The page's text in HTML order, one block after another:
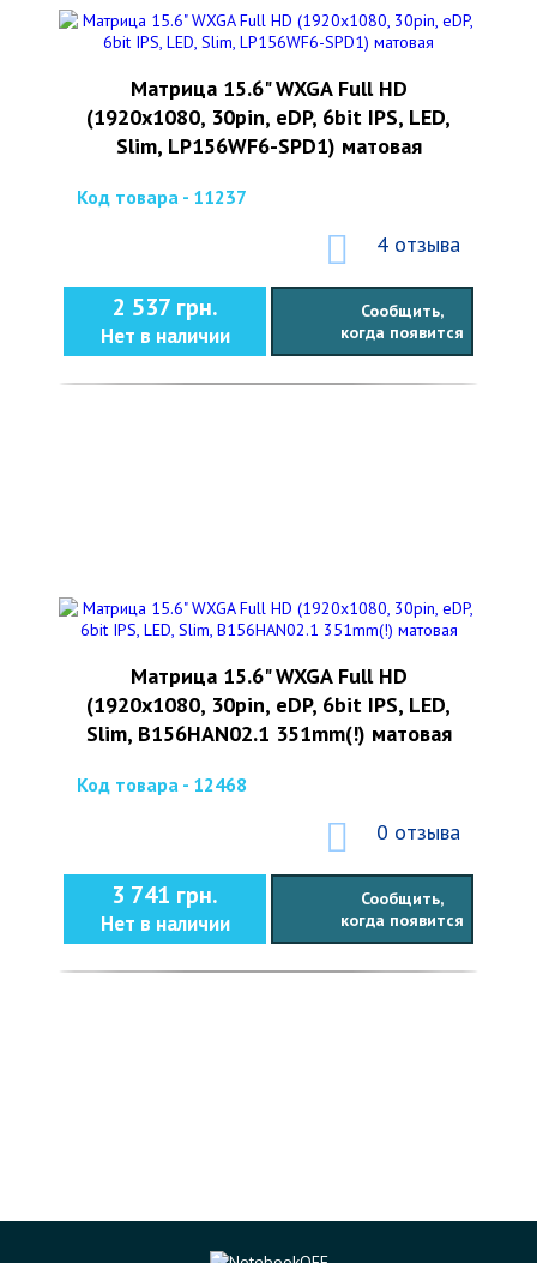
Матрица 15.6" WXGA Full HD
(1920x1080, 30pin, eDP, 6bit IPS, LED,
Slim, LP156WF6-SPD1) матовая
Код товара - 11237
4 отзыва
2 537 грн.
Нет в наличии
Сообщить,
когда появится
Матрица 15.6" WXGA Full HD
(1920x1080, 30pin, eDP, 6bit IPS, LED,
Slim, B156HAN02.1 351mm(!) матовая
Код товара - 12468
0 отзыва
3 741 грн.
Нет в наличии
Сообщить,
когда появится